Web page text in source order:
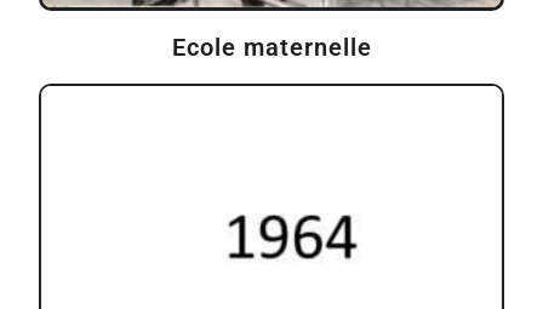
Ecole maternelle